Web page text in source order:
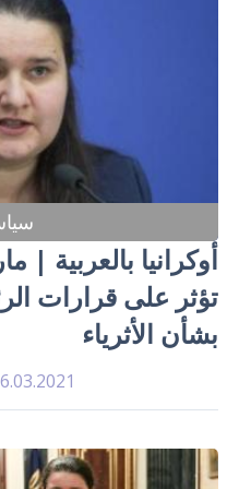
أوكرانيا بالعربية |
تؤثر على قرارات
بشأن الأثرياء
- 11:51